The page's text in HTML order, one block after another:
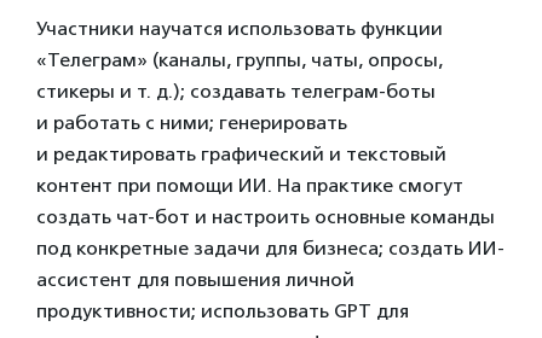
Участники научатся использовать функции
«Телеграм» (каналы, группы, чаты, опросы,
стикеры и т. д.); создавать телеграм-боты
и работать с ними; генерировать
и редактировать графический и текстовый
контент при помощи ИИ. На практике смогут
создать чат-бот и настроить основные команды
под конкретные задачи для бизнеса; создать ИИ-
ассистент для повышения личной
продуктивности; использовать GPT для